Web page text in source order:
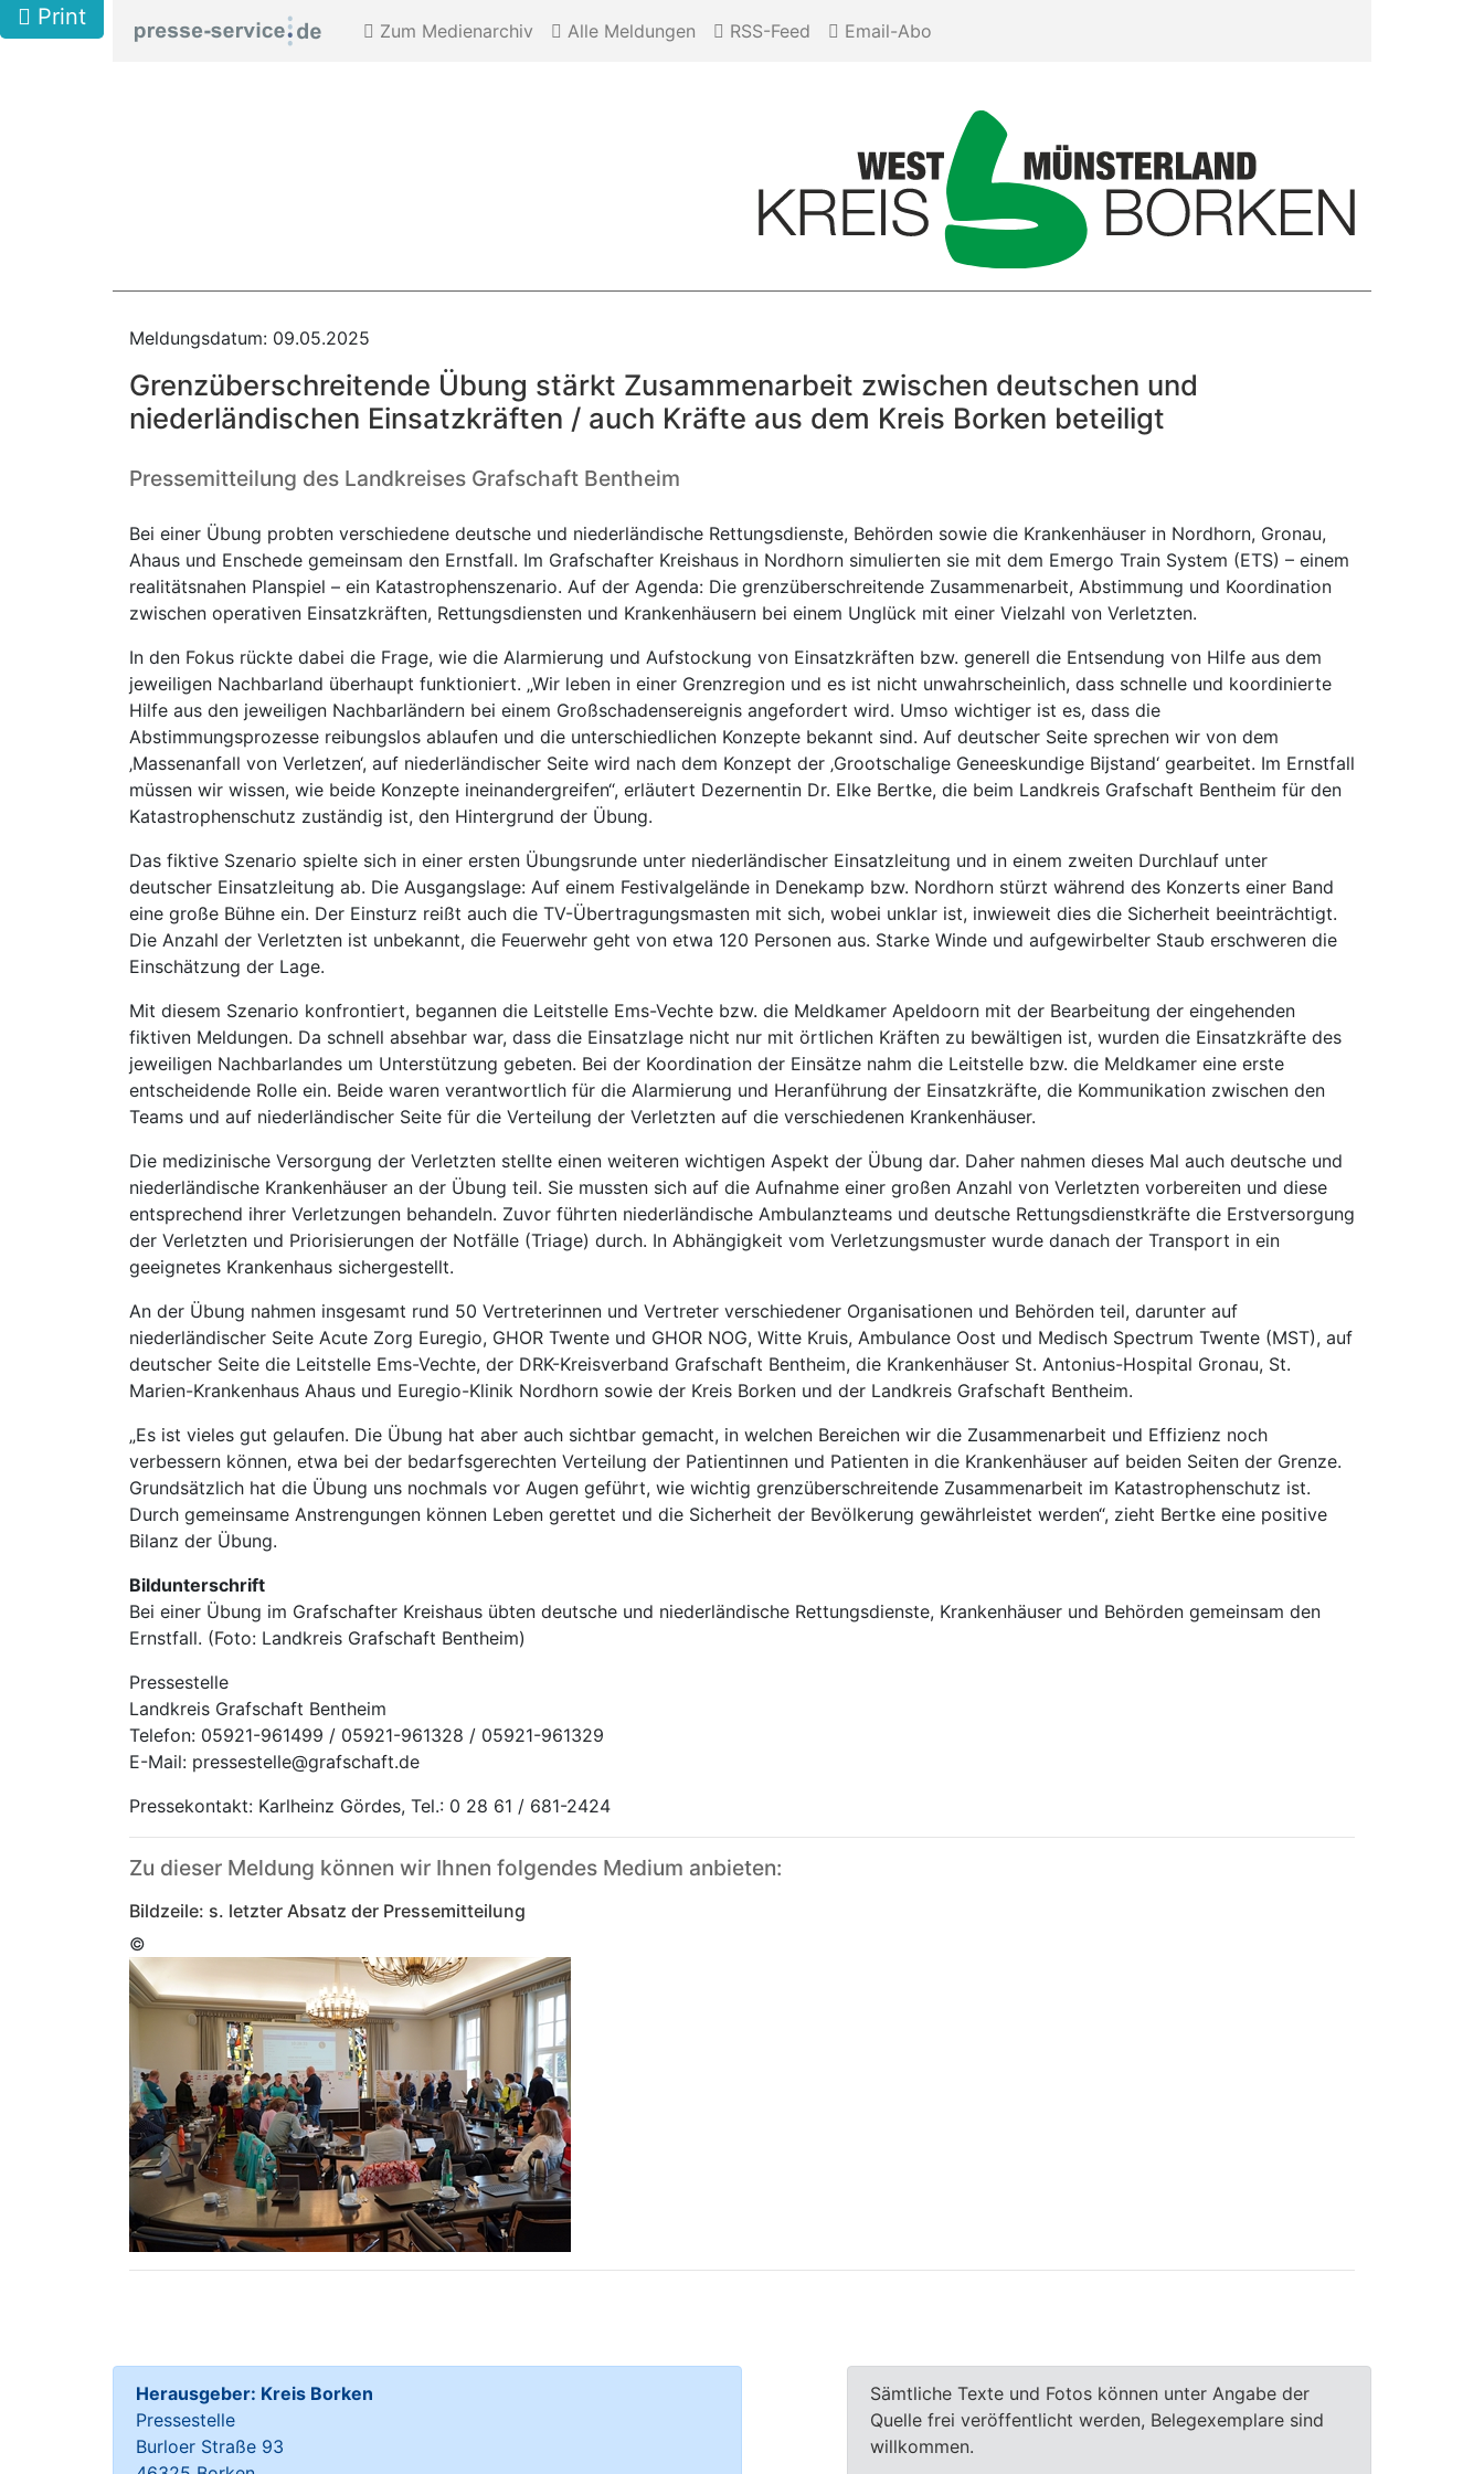
Print
Zum Medienarchiv Alle Meldungen RSS-Feed Email-Abo
Meldungsdatum: 09.05.2025
Grenzüberschreitende Übung stärkt Zusammenarbeit zwischen deutschen und
niederländischen Einsatzkräften / auch Kräfte aus dem Kreis Borken beteiligt
Pressemitteilung des Landkreises Grafschaft Bentheim
Bei einer Übung probten verschiedene deutsche und niederländische Rettungsdienste, Behörden sowie die Krankenhäuser in Nordhorn, Gronau,
Ahaus und Enschede gemeinsam den Ernstfall. Im Grafschafter Kreishaus in Nordhorn simulierten sie mit dem Emergo Train System (ETS) – einem
realitätsnahen Planspiel – ein Katastrophenszenario. Auf der Agenda: Die grenzüberschreitende Zusammenarbeit, Abstimmung und Koordination
zwischen operativen Einsatzkräften, Rettungsdiensten und Krankenhäusern bei einem Unglück mit einer Vielzahl von Verletzten.
In den Fokus rückte dabei die Frage, wie die Alarmierung und Aufstockung von Einsatzkräften bzw. generell die Entsendung von Hilfe aus dem
jeweiligen Nachbarland überhaupt funktioniert. „Wir leben in einer Grenzregion und es ist nicht unwahrscheinlich, dass schnelle und koordinierte
Hilfe aus den jeweiligen Nachbarländern bei einem Großschadensereignis angefordert wird. Umso wichtiger ist es, dass die
Abstimmungsprozesse reibungslos ablaufen und die unterschiedlichen Konzepte bekannt sind. Auf deutscher Seite sprechen wir von dem
‚Massenanfall von Verletzen‘, auf niederländischer Seite wird nach dem Konzept der ‚Grootschalige Geneeskundige Bijstand‘ gearbeitet. Im Ernstfall
müssen wir wissen, wie beide Konzepte ineinandergreifen“, erläutert Dezernentin Dr. Elke Bertke, die beim Landkreis Grafschaft Bentheim für den
Katastrophenschutz zuständig ist, den Hintergrund der Übung.
Das fiktive Szenario spielte sich in einer ersten Übungsrunde unter niederländischer Einsatzleitung und in einem zweiten Durchlauf unter
deutscher Einsatzleitung ab. Die Ausgangslage: Auf einem Festivalgelände in Denekamp bzw. Nordhorn stürzt während des Konzerts einer Band
eine große Bühne ein. Der Einsturz reißt auch die TV-Übertragungsmasten mit sich, wobei unklar ist, inwieweit dies die Sicherheit beeinträchtigt.
Die Anzahl der Verletzten ist unbekannt, die Feuerwehr geht von etwa 120 Personen aus. Starke Winde und aufgewirbelter Staub erschweren die
Einschätzung der Lage.
Mit diesem Szenario konfrontiert, begannen die Leitstelle Ems-Vechte bzw. die Meldkamer Apeldoorn mit der Bearbeitung der eingehenden
fiktiven Meldungen. Da schnell absehbar war, dass die Einsatzlage nicht nur mit örtlichen Kräften zu bewältigen ist, wurden die Einsatzkräfte des
jeweiligen Nachbarlandes um Unterstützung gebeten. Bei der Koordination der Einsätze nahm die Leitstelle bzw. die Meldkamer eine erste
entscheidende Rolle ein. Beide waren verantwortlich für die Alarmierung und Heranführung der Einsatzkräfte, die Kommunikation zwischen den
Teams und auf niederländischer Seite für die Verteilung der Verletzten auf die verschiedenen Krankenhäuser.
Die medizinische Versorgung der Verletzten stellte einen weiteren wichtigen Aspekt der Übung dar. Daher nahmen dieses Mal auch deutsche und
niederländische Krankenhäuser an der Übung teil. Sie mussten sich auf die Aufnahme einer großen Anzahl von Verletzten vorbereiten und diese
entsprechend ihrer Verletzungen behandeln. Zuvor führten niederländische Ambulanzteams und deutsche Rettungsdienstkräfte die Erstversorgung
der Verletzten und Priorisierungen der Notfälle (Triage) durch. In Abhängigkeit vom Verletzungsmuster wurde danach der Transport in ein
geeignetes Krankenhaus sichergestellt.
An der Übung nahmen insgesamt rund 50 Vertreterinnen und Vertreter verschiedener Organisationen und Behörden teil, darunter auf
niederländischer Seite Acute Zorg Euregio, GHOR Twente und GHOR NOG, Witte Kruis, Ambulance Oost und Medisch Spectrum Twente (MST), auf
deutscher Seite die Leitstelle Ems-Vechte, der DRK-Kreisverband Grafschaft Bentheim, die Krankenhäuser St. Antonius-Hospital Gronau, St.
Marien-Krankenhaus Ahaus und Euregio-Klinik Nordhorn sowie der Kreis Borken und der Landkreis Grafschaft Bentheim.
„Es ist vieles gut gelaufen. Die Übung hat aber auch sichtbar gemacht, in welchen Bereichen wir die Zusammenarbeit und Effizienz noch
verbessern können, etwa bei der bedarfsgerechten Verteilung der Patientinnen und Patienten in die Krankenhäuser auf beiden Seiten der Grenze.
Grundsätzlich hat die Übung uns nochmals vor Augen geführt, wie wichtig grenzüberschreitende Zusammenarbeit im Katastrophenschutz ist.
Durch gemeinsame Anstrengungen können Leben gerettet und die Sicherheit der Bevölkerung gewährleistet werden“, zieht Bertke eine positive
Bilanz der Übung.
Bildunterschrift
Bei einer Übung im Grafschafter Kreishaus übten deutsche und niederländische Rettungsdienste, Krankenhäuser und Behörden gemeinsam den
Ernstfall. (Foto: Landkreis Grafschaft Bentheim)
Pressestelle
Landkreis Grafschaft Bentheim
Telefon: 05921-961499 / 05921-961328 / 05921-961329
E-Mail: pressestelle@grafschaft.de
Pressekontakt: Karlheinz Gördes, Tel.: 0 28 61 / 681-2424
Zu dieser Meldung können wir Ihnen folgendes Medium anbieten:
Bildzeile: s. letzter Absatz der Pressemitteilung
©
Herausgeber: Kreis Borken
Pressestelle
Burloer Straße 93
Sämtliche Texte und Fotos können unter Angabe der
Quelle frei veröffentlicht werden, Belegexemplare sind
willkommen.